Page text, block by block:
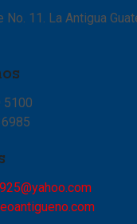
No. 11. La Antigua
5100